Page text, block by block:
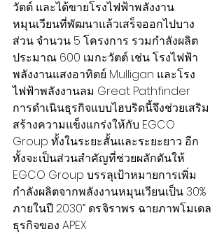
วัตต์ และได้ขายโรงไฟฟ้าพลังงาน
หมุนเวียนที่พัฒนาแล้วเสร็จออกไปบาง
ส่วน จำนวน 5 โครงการ รวมกำลังผลิต
ประมาณ 600 เมกะวัตต์ เช่น โรงไฟฟ้า
พลังงานแสงอาทิตย์ Mulligan และโรง
ไฟฟ้าพลังงานลม Great Pathfinder
การดำเนินธุรกิจแบบไฮบริดนี้จึงช่วยเสริม
สร้างความแข็งแกร่งให้กับ EGCO
Group ทั้งในระยะสั้นและระยะยาว อีก
ทั้งจะเป็นส่วนสำคัญที่ช่วยผลักดันให้
EGCO Group บรรลุเป้าหมายการเพิ่ม
กำลังผลิตจากพลังงานหมุนเวียนเป็น 30%
ภายในปี 2030” ดร.จิราพร ฉายภาพโมเดล
ธุรกิจของ APEX